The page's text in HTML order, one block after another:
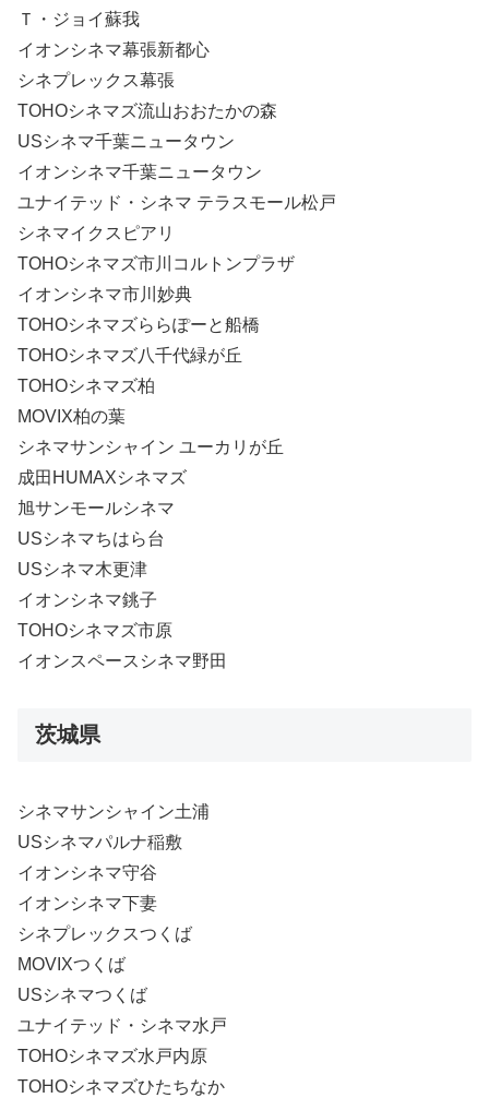
Ｔ・ジョイ蘇我
イオンシネマ幕張新都心
シネプレックス幕張
TOHOシネマズ流山おおたかの森
USシネマ千葉ニュータウン
イオンシネマ千葉ニュータウン
ユナイテッド・シネマ テラスモール松戸
シネマイクスピアリ
TOHOシネマズ市川コルトンプラザ
イオンシネマ市川妙典
TOHOシネマズららぽーと船橋
TOHOシネマズ八千代緑が丘
TOHOシネマズ柏
MOVIX柏の葉
シネマサンシャイン ユーカリが丘
成田HUMAXシネマズ
旭サンモールシネマ
USシネマちはら台
USシネマ木更津
イオンシネマ銚子
TOHOシネマズ市原
イオンスペースシネマ野田
茨城県
シネマサンシャイン土浦
USシネマパルナ稲敷
イオンシネマ守谷
イオンシネマ下妻
シネプレックスつくば
MOVIXつくば
USシネマつくば
ユナイテッド・シネマ水戸
TOHOシネマズ水戸内原
TOHOシネマズひたちなか